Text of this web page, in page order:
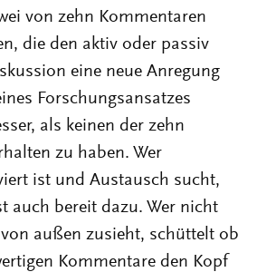
von zehn Kommentaren
die den aktiv oder passiv
eine neue Anregung
Forschungsansatzes
als keinen der zehn
zu haben. Wer
ist und Austausch sucht,
auch bereit dazu. Wer nicht
außen zusieht, schüttelt ob
Kommentare den Kopf